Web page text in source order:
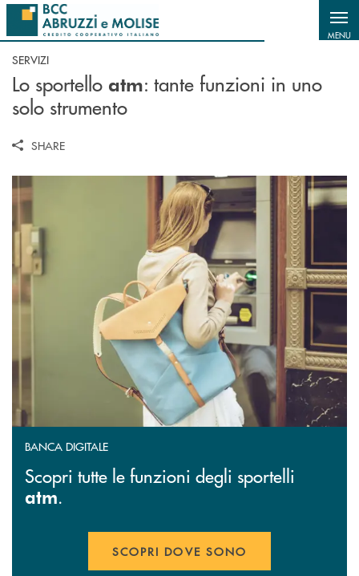
Salta al contenuto principale
MENU
SERVIZI
Lo sportello atm: tante funzioni in uno
solo strumento
SHARE
BANCA DIGITALE
Scopri tutte le funzioni degli sportelli
atm.
SCOPRI DOVE SONO